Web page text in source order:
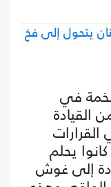
يتحول إلى فخ
في
القيادة
يحلم
إلى غوش